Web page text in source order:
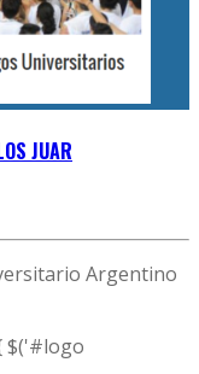
JUAR
Argentino
$('#logo